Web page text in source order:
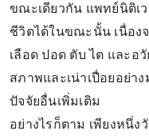
ขณะเดียวกัน แพทย์นิติเ
ชีวิตได้ในขณะนั้น เนื่อง
เลือด ปอด ตับ ไต และอ
สภาพและเน่าเปื่อยอย่า
ปัจจัยอื่นเพิ่มเติม
อย่างไรก็ตาม เพียงหนึ่